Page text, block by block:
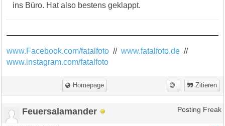
ins Büro. Hat also bestens geklappt.
www.Facebook.com/fatalfoto //www.fatalfoto.de //
www.instagram.com/fatalfoto
Homepage Zitieren
Feuersalamander Posting Freak